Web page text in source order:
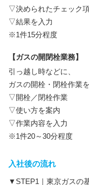
▽決められたチェック
▽結果を入力
※1件15分程度
【ガスの開閉栓業務】
引っ越し時などに、
ガスの開栓・閉栓作業
▽開栓／閉栓作業
▽使い方を案内
▽作業内容を入力
※1件20～30分程度
入社後の流れ
▼STEP1｜東京ガスの